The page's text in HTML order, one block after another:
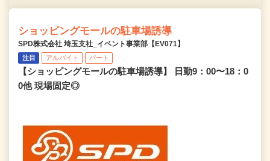
ショッピングモールの駐車場誘導
SPD株式会社 埼玉支社_イベント事業部【EV071】
注目 アルバイト パート
【ショッピングモールの駐車場誘導】 日勤9：00〜18：0
0他 現場固定◎